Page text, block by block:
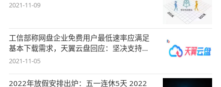
2021-11-09
工信部称网盘企业免费用户最低速率应满足
基本下载需求，天翼云盘回应：坚决支持，
始终
2021-11-05
2022年放假安排出炉：五一连休5天 2022